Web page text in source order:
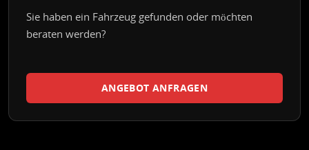
Sie haben ein Fahrzeug gefunden oder möchten
beraten werden?
ANGEBOT ANFRAGEN